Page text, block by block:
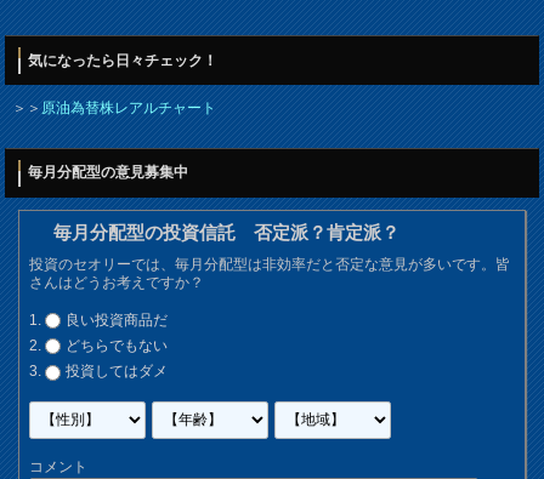
気になったら日々チェック！
＞＞原油為替株レアルチャート
毎月分配型の意見募集中
毎月分配型の投資信託 否定派？肯定派？
投資のセオリーでは、毎月分配型は非効率だと否定な意見が多いです。皆
さんはどうお考えですか？
良い投資商品だ
どちらでもない
投資してはダメ
コメント